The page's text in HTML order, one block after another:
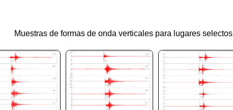
Muestras de formas de onda verticales para lugares selectos